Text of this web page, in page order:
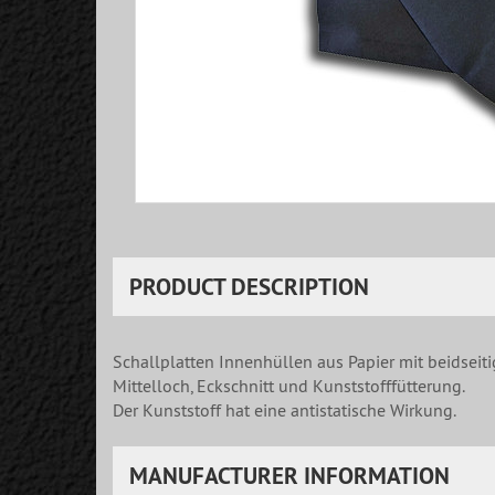
PRODUCT DESCRIPTION
Schallplatten Innenhüllen aus Papier mit
Mittelloch, Eckschnitt und Kunststofffütterung.
Der Kunststoff hat eine antistatische Wirkung.
MANUFACTURER INFORMATION